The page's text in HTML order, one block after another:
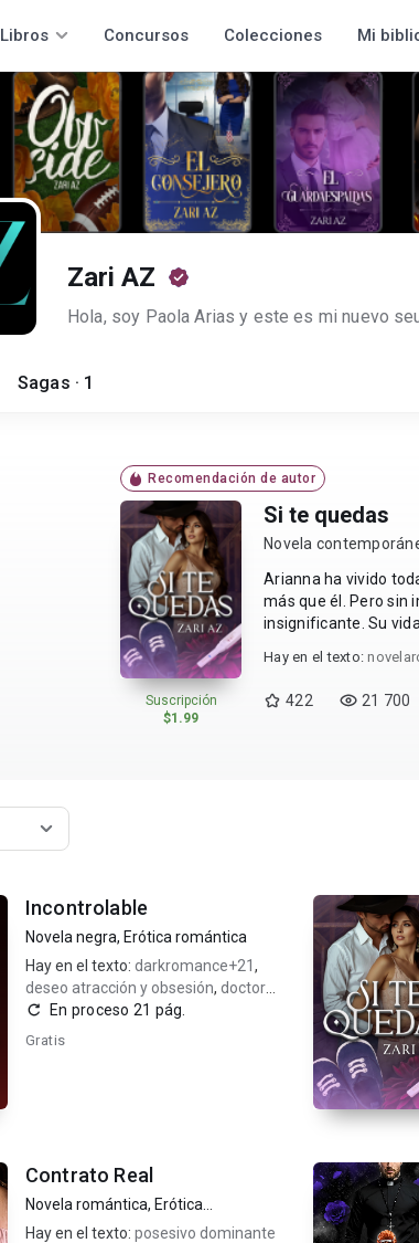
Libros Concursos Colecciones Mi
Zari AZ
Sagas · 1
Recomendación de autor
Suscripción
$1.99
Si te quedas
Novela
Arianna ha vivido
más que él. Pero sin
insignificante. Su
Hay en el texto:
422 21 700
Incontrolable
Novela negra, Erótica romántica
Hay en el texto: darkromance+21 ,
deseo atracción y obsesión, doctor y
azafata
En proceso 21 pág.
Gratis
Contrato Real
Novela romántica, Erótica
romántica
Hay en el texto: posesivo dominante